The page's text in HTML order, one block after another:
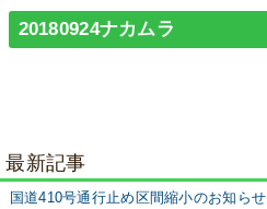
20180924ナカムラ
最新記事
国道410号通行止め区間縮小のお知らせ